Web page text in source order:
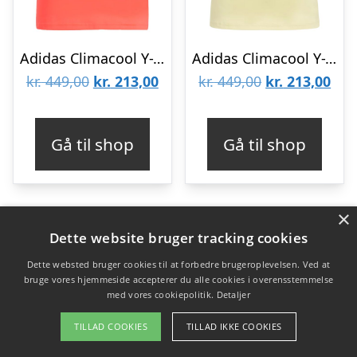
Adidas Climacool Y-Tanktop Women Semi Lucid Red
kr.449,00 Den
var:
kr. 449,00.
kr. 213,00Den
kr. 213,00.
Gå til shop
Adidas Climacool Y-Tanktop Women Yellow
kr.449,00 Den
var:
kr. 449,00.
kr. 213,00Den
kr.
Gå til shop
-52% -50%
×
Dette website bruger tracking cookies
Dette websted bruger cookies til at forbedre brugeroplevelsen. Ved at
bruge vores hjemmeside accepterer du alle cookies i overensstemmelse
med vores cookiepolitik. Detaljer
TILLAD COOKIES TILLAD IKKE COOKIES